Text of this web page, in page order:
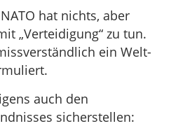
hat nichts, aber
„Verteidigung“ zu tun.
ein Welt-
auch den
sicherstellen: